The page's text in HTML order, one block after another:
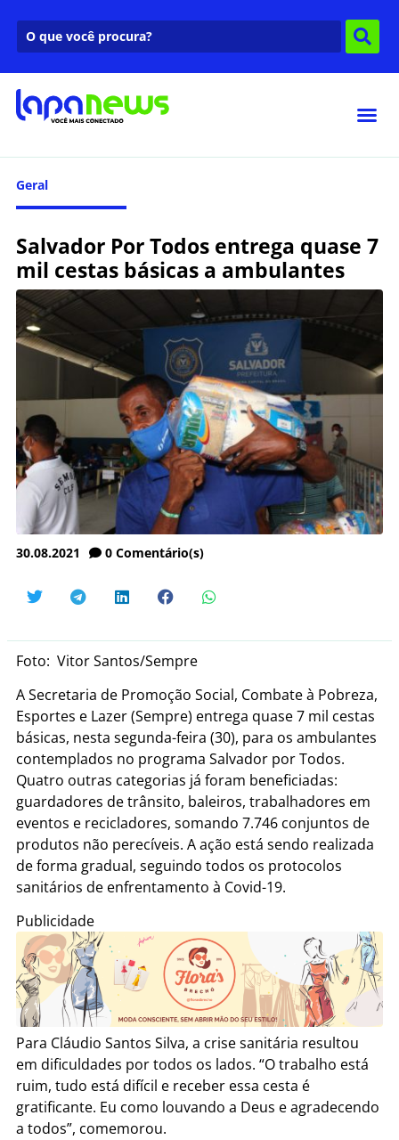
Geral
Salvador Por Todos entrega quase 7
mil cestas básicas a ambulantes
30.08.2021 0 Comentário(s)
Foto: Vitor Santos/Sempre
A Secretaria de Promoção Social, Combate à Pobreza,
Esportes e Lazer (Sempre) entrega quase 7 mil cestas
básicas, nesta segunda-feira (30), para os ambulantes
contemplados no programa Salvador por Todos.
Quatro outras categorias já foram beneficiadas:
guardadores de trânsito, baleiros, trabalhadores em
eventos e recicladores, somando 7.746 conjuntos de
produtos não perecíveis. A ação está sendo realizada
de forma gradual, seguindo todos os protocolos
sanitários de enfrentamento à Covid-19.
Publicidade
Para Cláudio Santos Silva, a crise sanitária resultou
em dificuldades por todos os lados. “O trabalho está
ruim, tudo está difícil e receber essa cesta é
gratificante. Eu como louvando a Deus e agradecendo
a todos”, comemorou.